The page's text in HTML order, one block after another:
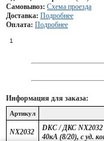
Самовывоз: Схема проезда
Доставка: Подробнее
Оплата: Подробнее
Информация для заказа:
Артикул
NX2032
DKC / ДКС
40кА (8/20), с уд.